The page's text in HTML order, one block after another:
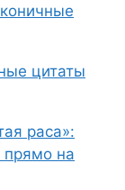
цитаты
раса»:
прямо на